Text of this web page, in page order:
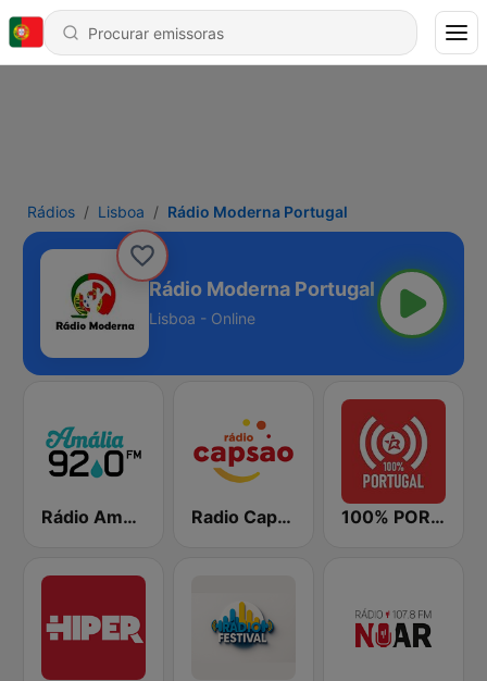
Rádios Lisboa Rádio Moderna Portugal
Rádio Moderna Portugal
Lisboa - Online
Rádio Amália Radio Capsao Grande Lisboa 100% PORTUGAL